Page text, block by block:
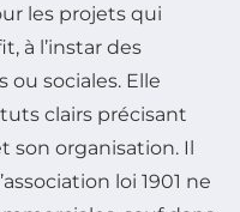
les projets qui
à l’instar des
sociales. Elle
clairs précisant
son organisation. Il
loi 1901 ne